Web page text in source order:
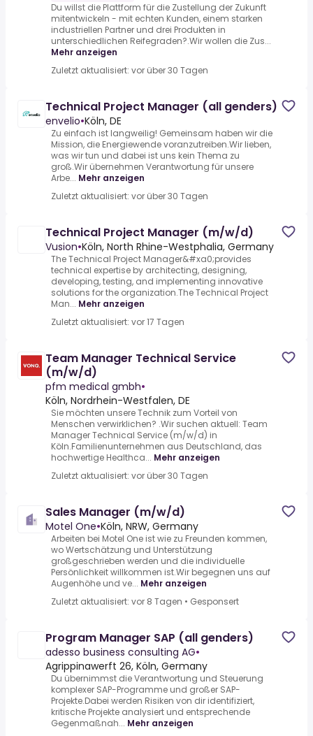
Du willst die Plattform für die Zustellung der Zukunft
mitentwickeln - mit echten Kunden, einem starken
industriellen Partner und drei Produkten in
unterschiedlichen Reifegraden?.Wir wollen die Zus...
Mehr anzeigen
Zuletzt aktualisiert: vor über 30 Tagen
Technical Project Manager (all genders)
envelio•Köln, DE
Zu einfach ist langweilig! Gemeinsam haben wir die
Mission, die Energiewende voranzutreiben.Wir lieben,
was wir tun und dabei ist uns kein Thema zu
groß.Wir übernehmen Verantwortung für unsere
Arbe... Mehr anzeigen
Zuletzt aktualisiert: vor über 30 Tagen
Technical Project Manager (m/w/d)
Vusion•Köln, North Rhine-Westphalia, Germany
The Technical Project Manager&#xa0;provides
technical expertise by architecting, designing,
developing, testing, and implementing innovative
solutions for the organization.The Technical Project
Man... Mehr anzeigen
Zuletzt aktualisiert: vor 17 Tagen
Team Manager Technical Service
(m/w/d)
pfm medical gmbh•
Köln, Nordrhein-Westfalen, DE
Sie möchten unsere Technik zum Vorteil von
Menschen verwirklichen? .Wir suchen aktuell: Team
Manager Technical Service (m/w/d) in
Köln.Familienunternehmen aus Deutschland, das
hochwertige Healthca... Mehr anzeigen
Zuletzt aktualisiert: vor über 30 Tagen
Sales Manager (m/w/d)
Motel One•Köln, NRW, Germany
Arbeiten bei Motel One ist wie zu Freunden kommen,
wo Wertschätzung und Unterstützung
großgeschrieben werden und die individuelle
Persönlichkeit willkommen ist.Wir begegnen uns auf
Augenhöhe und ve... Mehr anzeigen
Zuletzt aktualisiert: vor 8 Tagen • Gesponsert
Program Manager SAP (all genders)
adesso business consulting AG•
Agrippinawerft 26, Köln, Germany
Du übernimmst die Verantwortung und Steuerung
komplexer SAP-Programme und großer SAP-
Projekte.Dabei werden Risiken von dir identifiziert,
kritische Projekte analysiert und entsprechende
Gegenmaßnah... Mehr anzeigen